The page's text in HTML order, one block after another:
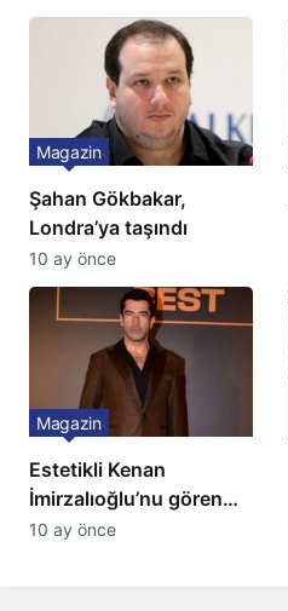
Çağla Şikel’den Şok
Şahan Gökbakar,
Londra’ya taşındı
Magazin
10 ay önce
Estetikli Kenan
İmirzalıoğlu’nu gören
tanıyamıyor: Son hali
Magazin
10 ay önce